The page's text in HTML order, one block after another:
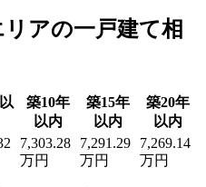
アの一戸建て相
築10年
以内
築15年
以内
築20年
以内
7,303.28
万円
7,291.29
万円
7,269.14
万円